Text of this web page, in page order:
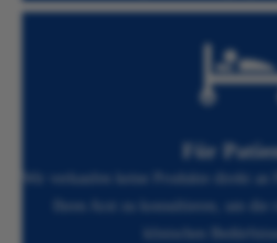
Für
Ihren Arzt zu konsultieren, um die